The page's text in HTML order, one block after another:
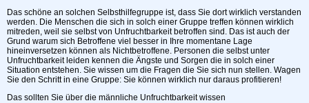
Das schöne an solchen Selbsthilfegruppe ist, dass Sie dort wirklich verstanden
werden. Die Menschen die sich in solch einer Gruppe treffen können wirklich
mitreden, weil sie selbst von Unfruchtbarkeit betroffen sind. Das ist auch der
Grund warum sich Betroffene viel besser in Ihre momentane Lage
hineinversetzen können als Nichtbetroffene. Personen die selbst unter
Unfruchtbarkeit leiden kennen die Ängste und Sorgen die in solch einer
Situation entstehen. Sie wissen um die Fragen die Sie sich nun stellen. Wagen
Sie den Schritt in eine Gruppe: Sie können wirklich nur daraus profitieren!
Das sollten Sie über die männliche Unfruchtbarkeit wissen